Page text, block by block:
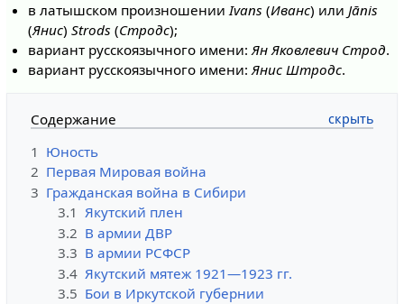
в латышском произношенииIvans (Иванс) илиJānis
(Янис)Strods (Стродс);
вариант русскоязычного имени:Ян Яковлевич Строд.
вариант русскоязычного имени:Янис Штродс.
Содержание
1 Юность
2 Первая Мировая война
3 Гражданская война в Сибири
3.1 Якутский плен
3.2 В армии ДВР
3.3 В армии РСФСР
3.4 Якутский мятеж 1921—1923 гг.
3.5 Бои в Иркутской губернии